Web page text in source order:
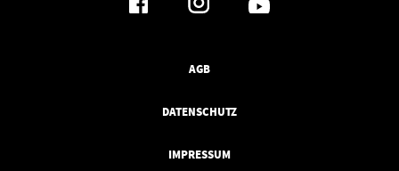
AGB
DATENSCHUTZ
IMPRESSUM